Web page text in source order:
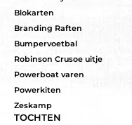
Blokarten
Branding Raften
Bumpervoetbal
Robinson Crusoe uitje
Powerboat varen
Powerkiten
Zeskamp
TOCHTEN